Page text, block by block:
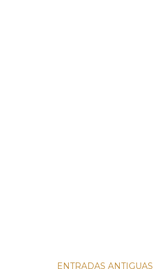
ENTRADAS ANTIGUAS